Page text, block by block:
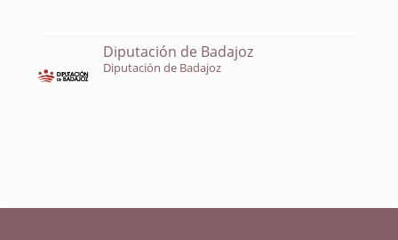
Diputación de Badajoz
Diputación de Badajoz